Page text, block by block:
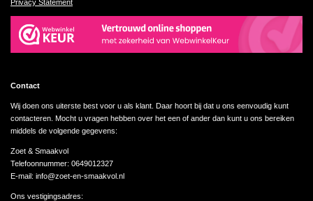
Privacy Statement
Contact
Wij doen ons uiterste best voor u als klant. Daar hoort bij dat u ons eenvoudig kunt
contacteren. Mocht u vragen hebben over het een of ander dan kunt u ons bereiken
middels de volgende gegevens:
Zoet & Smaakvol
Telefoonnummer: 0649012327
E-mail: info@zoet-en-smaakvol.nl
Ons vestigingsadres: